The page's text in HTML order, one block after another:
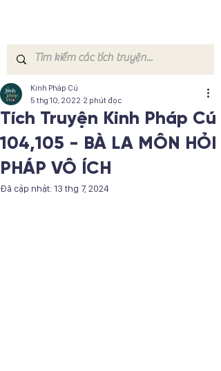
Tích Truyện Kinh Pháp Cú
104,105 - BÀ LA MÔN HỎI
PHÁP VÔ ÍCH
Kinh Pháp Cú
5 thg 10, 2022 2 phút đọc
Đã cập nhật:13 thg 7, 2024